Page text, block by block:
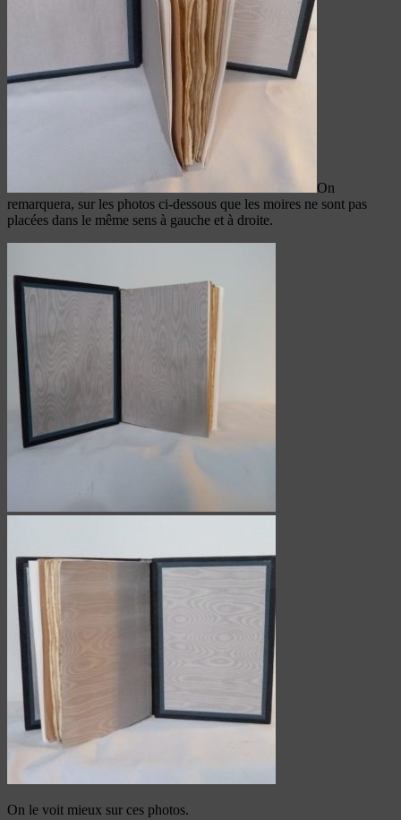
On
remarquera, sur les photos ci-dessous que les moires ne sont pas
placées dans le même sens à gauche et à droite.
On le voit mieux sur ces photos.